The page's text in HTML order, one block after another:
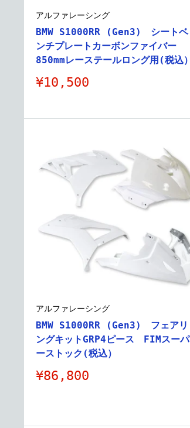
アルファレーシング
BMW S1000RR (Gen3) シートベ
ンチプレートカーボンファイバー
850mmレーステールロング用(税込）
販
格
¥10,500
アルファレーシング
BMW S1000RR (Gen3) フェアリ
ングキットGRP4ピース FIMスーパ
ーストック(税込）
販
¥86,800